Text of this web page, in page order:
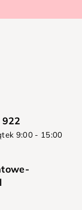
9:00 - 15:00